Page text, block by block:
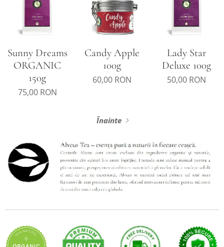
Sunny Dreams
ORGANIC
150g
75,00RON
Candy Apple
100g
60,00RON
Lady Star
Deluxe 100g
50,00 RON
Înainte